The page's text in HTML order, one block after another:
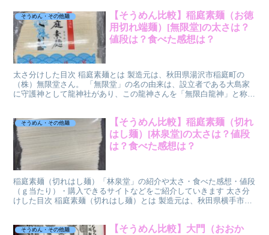
そうめん・その他麺
【そうめん比較】稲庭素麺（お徳
用切れ端麺）[無限堂]の太さは？
値段は？食べた感想は？
太さ分けした目次 稲庭素麺とは 製造元は、秋田県湯沢市稲庭町の
（株）無限堂さん。 「無限堂」の名の由来は、設立者である大島家
に守護神として龍神社があり、この龍神さんを「無限白龍神」と称し
そうめん・その他麺
【そうめん比較】稲庭素麺（切れ
はし麺）[林泉堂]の太さは？値段
は？食べた感想は？
稲庭素麺（切れはし麺）「林泉堂」の紹介や太さ・食べた感想・値段
（ｇ当たり）・購入できるサイトなどをご紹介していきます 太さ分
けした目次 稲庭素麺（切れはし麺）とは 製造元は、秋田県横手市の
そうめん・その他麺
【そうめん比較】大門（おおか